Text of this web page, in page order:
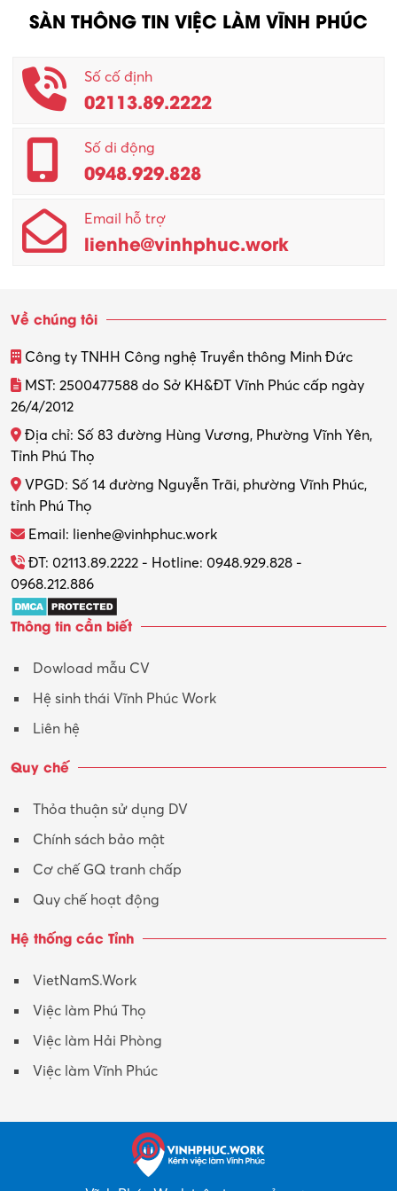
SÀN THÔNG TIN VIỆC LÀM VĨNH PHÚC
Số cố định
02113.89.2222
Số di động
0948.929.828
Email hỗ trợ
lienhe@vinhphuc.work
Về chúng tôi
Công ty TNHH Công nghệ Truyền thông Minh Đức
MST: 2500477588 do Sở KH&ĐT Vĩnh Phúc cấp ngày
26/4/2012
Địa chỉ: Số 83 đường Hùng Vương, Phường Vĩnh Yên,
Tỉnh Phú Thọ
VPGD: Số 14 đường Nguyễn Trãi, phường Vĩnh Phúc,
tỉnh Phú Thọ
Email: lienhe@vinhphuc.work
ĐT: 02113.89.2222 - Hotline: 0948.929.828 -
0968.212.886
Thông tin cần biết
Dowload mẫu CV
Hệ sinh thái Vĩnh Phúc Work
Liên hệ
Quy chế
Thỏa thuận sử dụng DV
Chính sách bảo mật
Cơ chế GQ tranh chấp
Quy chế hoạt động
Hệ thống các Tỉnh
VietNamS.Work
Việc làm Phú Thọ
Việc làm Hải Phòng
Việc làm Vĩnh Phúc